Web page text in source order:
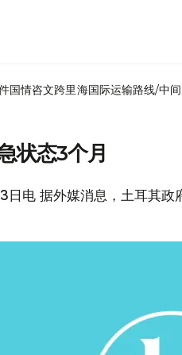
国情咨文跨里海国际运输路线/中
状态3个月
日电 据外媒消息，土耳其